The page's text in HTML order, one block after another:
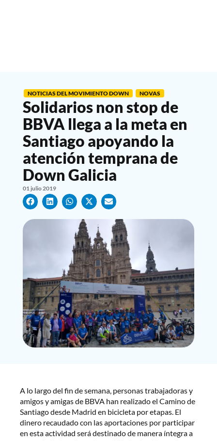
NOTICIAS DEL MOVIMIENTO DOWN NOVAS
Solidarios non stop de
BBVA llega a la meta en
Santiago apoyando la
atención temprana de
Down Galicia
01 julio 2019
A lo largo del fin de semana, personas trabajadoras y
amigos y amigas de BBVA han realizado el Camino de
Santiago desde Madrid en bicicleta por etapas. El
dinero recaudado con las aportaciones por participar
en esta actividad será destinado de manera íntegra a